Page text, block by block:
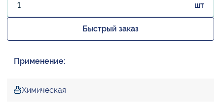
шт
Быстрый заказ
Применение:
Химическая